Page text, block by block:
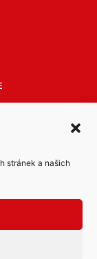
stránek a našich